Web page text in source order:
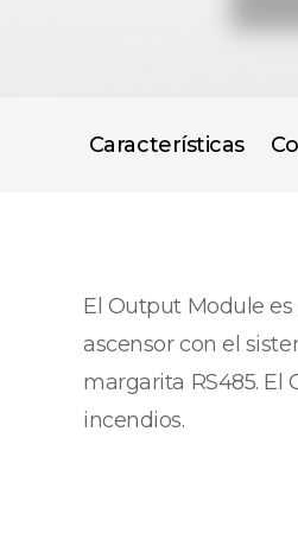
Características
El Output Module
ascensor con el
margarita RS485.
incendios.